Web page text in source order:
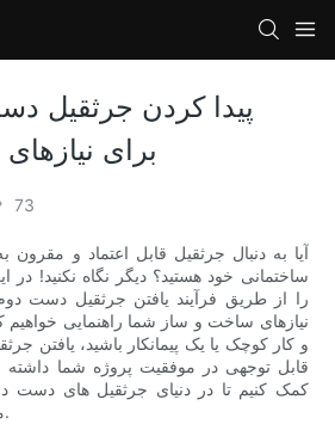
پیدا کردن جرثقیل
برای
73
آیا به دنبال جرثقیل قابل اعتماد و
ساختمانی خود هستید؟ دیگر نگاه نکنید! در
را از طریق فرآیند یافتن جرثقیل دست
نیازهای ساخت و ساز شما راهنمایی
و کار کوچک یا یک پیمانکار باشید، یافتن
قابل توجهی در موفقیت پروژه شما داشته
کمک کنیم تا در دنیای جرثقیل های دست
مورد را برای خود پیدا کنید.